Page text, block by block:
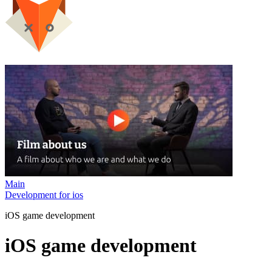
Main
Development for ios
iOS game development
iOS game development